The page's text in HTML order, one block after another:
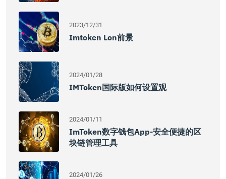
2023/12/31
Imtoken Lon前景
2024/01/28
IMToken国际版如何设置观
2024/01/11
ImToken数字钱包App-安全便捷的区
块链管理工具
2024/01/26